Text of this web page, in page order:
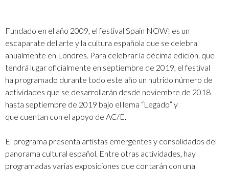
Fundado en el año 2009, el festival Spain NOW! es un
escaparate del arte y la cultura española que se celebra
anualmente en Londres. Para celebrar la décima edición, que
tendrá lugar oficialmente en septiembre de 2019, el festival
ha programado durante todo este año un nutrido número de
actividades que se desarrollarán desde noviembre de 2018
hasta septiembre de 2019 bajo el lema “Legado” y
que cuentan con el apoyo de AC/E.
El programa presenta artistas emergentes y consolidados del
panorama cultural español. Entre otras actividades, hay
programadas varias exposiciones que contarán con una